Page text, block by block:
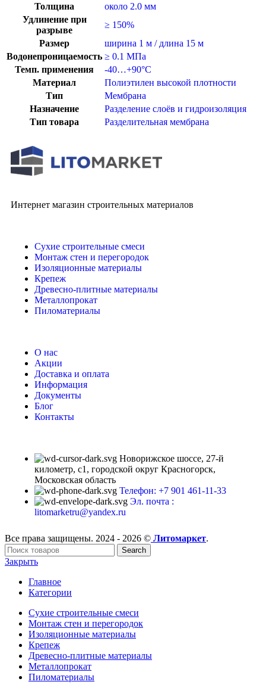
Толщина
около 2.0 мм
Удлинение при
разрыве
≥ 150%
Размер
ширина 1 м / длина 15 м
Водонепроницаемость ≥ 0.1 МПа
Темп. применения
-40…+90°C
Материал
Полиэтилен высокой плотности
Тип
Мембрана
Назначение
Разделение слоёв и гидроизоляция
Тип товара
Разделительная мембрана
Интернет магазин строительных материалов
Сухие строительные смеси
Монтаж стен и перегородок
Изоляционные материалы
Крепеж
Древесно-плитные материалы
Металлопрокат
Пиломатериалы
О нас
Акции
Доставка и оплата
Информация
Документы
Блог
Контакты
Новорижское шоссе, 27-й
километр, с1, городской округ Красногорск,
Московская область
Телефон: +7 901 461-11-33
Эл. почта :
litomarketru@yandex.ru
Все права защищены. 2024 - 2026 © Литомаркет.
Search
Закрыть
Главное
Категории
Сухие строительные смеси
Монтаж стен и перегородок
Изоляционные материалы
Крепеж
Древесно-плитные материалы
Металлопрокат
Пиломатериалы